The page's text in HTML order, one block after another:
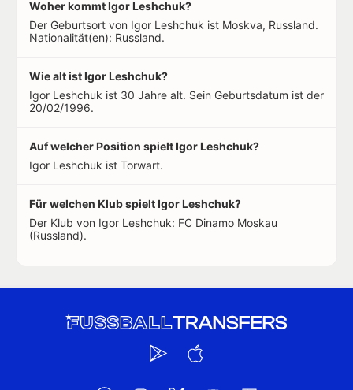
Woher kommt Igor Leshchuk?
Der Geburtsort von Igor Leshchuk ist Moskva, Russland.
Nationalität(en): Russland.
Wie alt ist Igor Leshchuk?
Igor Leshchuk ist 30 Jahre alt. Sein Geburtsdatum ist der
20/02/1996.
Auf welcher Position spielt Igor Leshchuk?
Igor Leshchuk ist Torwart.
Für welchen Klub spielt Igor Leshchuk?
Der Klub von Igor Leshchuk: FC Dinamo Moskau
(Russland).